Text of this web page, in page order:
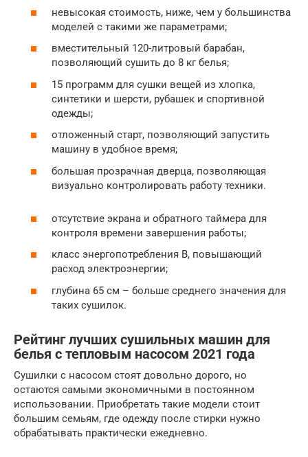
невысокая стоимость, ниже, чем у большинства
моделей с такими же параметрами;
вместительный 120-литровый барабан,
позволяющий сушить до 8 кг белья;
15 программ для сушки вещей из хлопка,
синтетики и шерсти, рубашек и спортивной
одежды;
отложенный старт, позволяющий запустить
машину в удобное время;
большая прозрачная дверца, позволяющая
визуально контролировать работу техники.
отсутствие экрана и обратного таймера для
контроля времени завершения работы;
класс энергопотребления B, повышающий
расход электроэнергии;
глубина 65 см – больше среднего значения для
таких сушилок.
Рейтинг лучших сушильных машин для
белья с тепловым насосом 2021 года
Сушилки с насосом стоят довольно дорого, но
остаются самыми экономичными в постоянном
использовании. Приобретать такие модели стоит
большим семьям, где одежду после стирки нужно
обрабатывать практически ежедневно.